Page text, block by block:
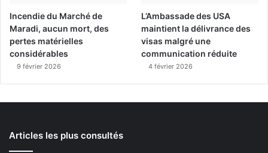
Incendie du Marché de
Maradi, aucun mort, des
pertes matérielles
considérables
9 février 2026
L’Ambassade des USA
maintient la délivrance des
visas malgré une
communication réduite
4 février 2026
Articles les plus consultés